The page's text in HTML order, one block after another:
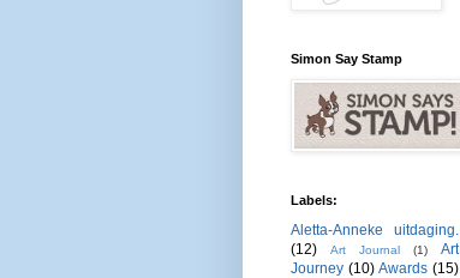
Simon Say Stamp
Labels:
Aletta-Anneke uitdaging.
(12)
Art Journal (1)
Art
Journey (10) Awards (15)